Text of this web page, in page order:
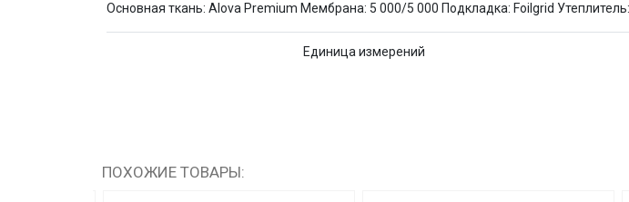
Основная ткань: Alova Premium Мембрана: 5 000/5 000 Подкладка: Foilgrid
Единица измерений
ПОХОЖИЕ ТОВАРЫ:
Оставшиеся75% будут